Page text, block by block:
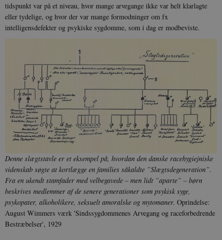
tidspunkt var på et niveau, hvor mange arvegange ikke var helt klarlagte
eller tydelige, og hvor der var mange formodninger om fx
intelligensdefekter og psykiske sygdomme, som i dag er modbeviste.
Denne slægtstavle er et eksempel på, hvordan den danske racehygiejniske
videnskab søgte at kortlægge en families såkaldte ”Slægtsdegeneration”.
Fra en ukendt stamfader med velbegavede – men lidt ”aparte” – børn
beskrives medlemmer af de senere generationer som psykisk syge,
psykopater, alkoholikere, seksuelt amoralske og mytomaner. Oprindelse:
August Wimmers værk 'Sindssygdommenes Arvegang og raceforbedrende
Bestræbelser', 1929